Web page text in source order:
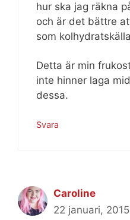
hur ska jag räkna
och är det bättre
som
Detta är min
inte hinner laga
dessa.
Svara
Caroline
22 januari,